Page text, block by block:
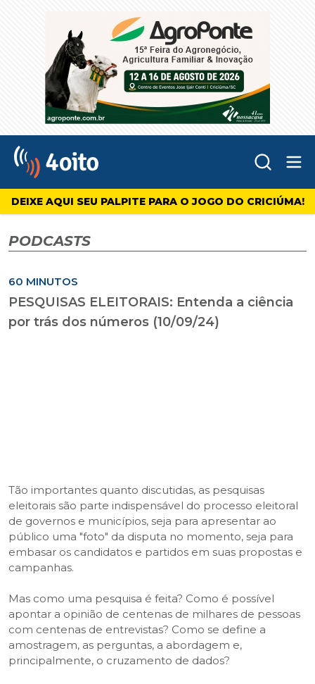
4oito
DEIXE AQUI SEU PALPITE PARA O JOGO DO CRICIÚMA!
PODCASTS
60 MINUTOS
PESQUISAS ELEITORAIS: Entenda a ciência
por trás dos números (10/09/24)
Tão importantes quanto discutidas, as pesquisas
eleitorais são parte indispensável do processo eleitoral
de governos e municípios, seja para apresentar ao
público uma "foto" da disputa no momento, seja para
embasar os candidatos e partidos em suas propostas e
campanhas.
Mas como uma pesquisa é feita? Como é possível
apontar a opinião de centenas de milhares de pessoas
com centenas de entrevistas? Como se define a
amostragem, as perguntas, a abordagem e,
principalmente, o cruzamento de dados?